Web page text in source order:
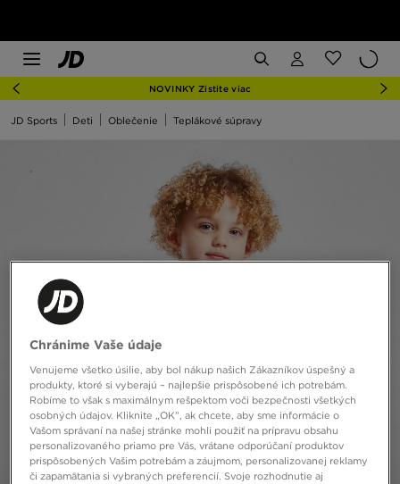
NOVINKY Zistite viac
JD Sports Deti Oblečenie Teplákové súpravy
Chránime Vaše údaje
Venujeme všetko úsilie, aby bol nákup našich Zákazníkov úspešný a
produkty, ktoré si vyberajú – najlepšie prispôsobené ich potrebám.
Robíme to však s maximálnym rešpektom voči bezpečnosti všetkých
osobných údajov. Kliknite „OK”, ak chcete, aby sme informácie o
Vašom správaní na našej stránke mohli použiť na prípravu obsahu
personalizovaného priamo pre Vás, vrátane odporúčaní produktov
prispôsobených Vašim potrebám a záujmom, personalizovanej reklamy
či zapamätania si vybraných preferencií. Svoje rozhodnutie aj